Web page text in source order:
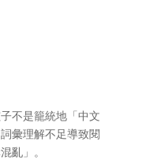
不是籠統地「中文
彙理解不足導致閱
亂」。